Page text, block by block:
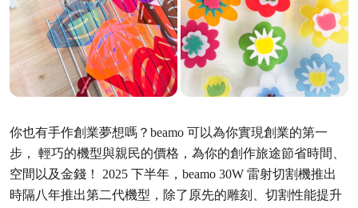
你也有手作創業夢想嗎？beamo 可以為你實現創業的第一
步， 輕巧的機型與親民的價格，為你的創作旅途節省時間、
空間以及金錢！ 2025 下半年，beamo 30W 雷射切割機推出
時隔八年推出第二代機型，除了原先的雕刻、切割性能提升